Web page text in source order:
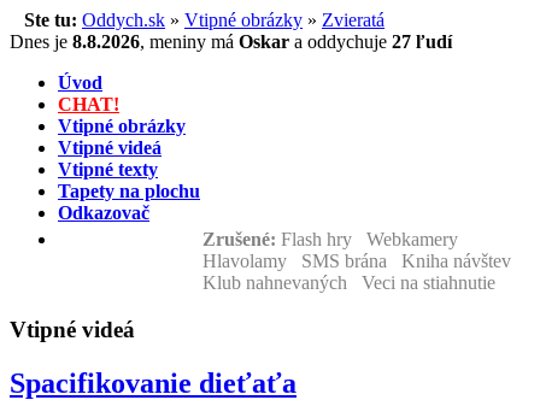
Ste tu: Oddych.sk » Vtipné obrázky » Zvieratá
Dnes je 8.8.2026, meniny má Oskar a oddychuje 27 ľudí
Úvod
CHAT!
Vtipné obrázky
Vtipné videá
Vtipné texty
Tapety na plochu
Odkazovač
Zrušené: Flash hry Webkamery
Hlavolamy SMS brána Kniha návštev
Klub nahnevaných Veci na stiahnutie
Vtipné videá
Spacifikovanie dieťaťa